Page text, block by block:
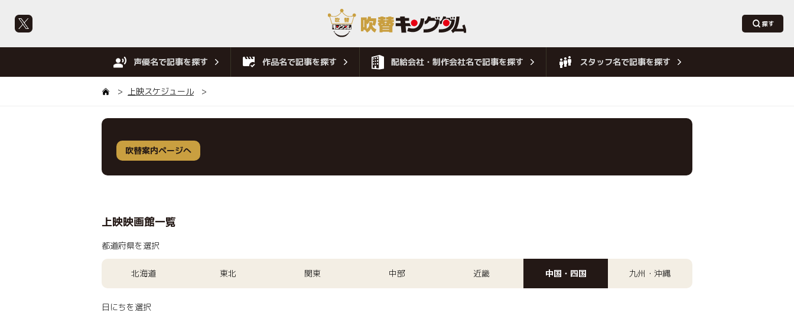
声優名で記事を探す 作品名で記事を探す 配給会社・制作会社名で記事を探す スタッフ名で記事を探す
上映スケジュール
吹替案内ページへ
上映映画館一覧
都道府県を選択
北海道 東北 関東 中部 近畿 中国・四国 九州・沖縄
日にちを選択